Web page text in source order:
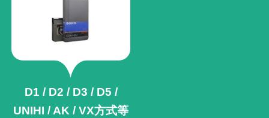
D1 / D2 / D3 / D5 /
UNIHI / AK /VX方式等